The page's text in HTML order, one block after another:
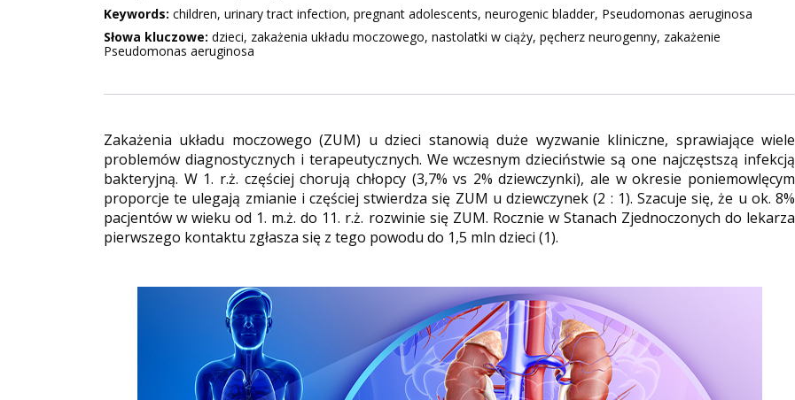
Keywords: children, urinary tract infection, pregnant adolescents, neurogenic bladder, Pseudomonas aeruginosa
Słowa kluczowe: dzieci, zakażenia układu moczowego, nastolatki w ciąży, pęcherz neurogenny, zakażenie
Pseudomonas aeruginosa
Zakażenia układu moczowego (ZUM) u dzieci stanowią duże wyzwanie kliniczne, sprawiające wiele
problemów diagnostycznych i terapeutycznych. We wczesnym dzieciństwie są one najczęstszą infekcją
bakteryjną. W 1. r.ż. częściej chorują chłopcy (3,7% vs 2% dziewczynki), ale w okresie poniemowlęcym
proporcje te ulegają zmianie i częściej stwierdza się ZUM u dziewczynek (2 : 1). Szacuje się, że u ok. 8%
pacjentów w wieku od 1. m.ż. do 11. r.ż. rozwinie się ZUM. Rocznie w Stanach Zjednoczonych do lekarza
pierwszego kontaktu zgłasza się z tego powodu do 1,5 mln dzieci (1).